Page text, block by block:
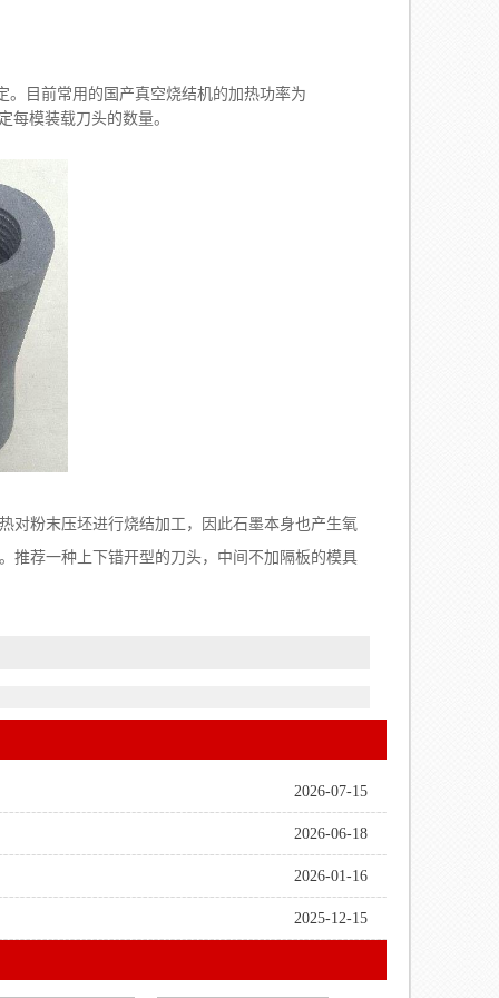
目前常用的国产真空烧结机的加热功率为
每模装载刀头的数量。
对粉末压坯进行烧结加工，因此石墨本身也产生氧
推荐一种上下错开型的刀头，中间不加隔板的模具
2026-07-15
2026-06-18
2026-01-16
2025-12-15